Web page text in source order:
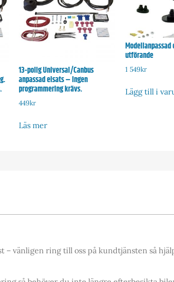
13-polig Universal/Canbus
anpassad elsats – Ingen
programmering krävs.
449kr
Läs mer
utförande
1 549kr
Lägg till i
– vänligen ring till oss på kundtjänsten så